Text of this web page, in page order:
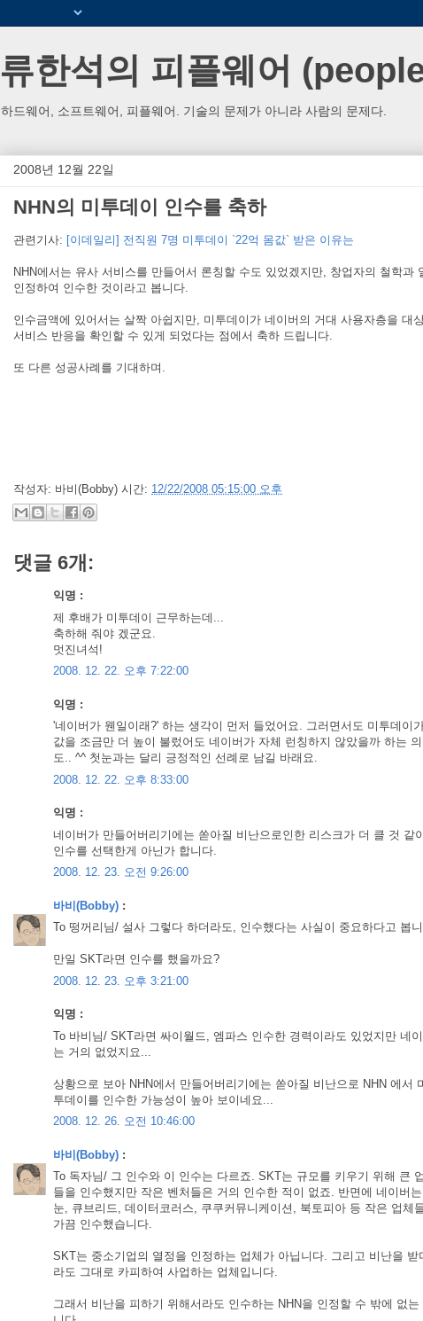
류한석의 피플웨어
하드웨어, 소프트웨어, 피플웨어. 기술의 문제가 아니라 사람의 문제다.
2008년 12월 22일
NHN의 미투데이 인수를 축하
관련기사: [이데일리] 전직원 7명 미투데이 `22억 몸값` 받은 이유는
NHN에서는 유사 서비스를 만들어서 론칭할 수도 있었겠지만, 창업자의 철학과
인정하여 인수한 것이라고 봅니다.
인수금액에 있어서는 살짝 아쉽지만, 미투데이가 네이버의 거대 사용자층을 대
서비스 반응을 확인할 수 있게 되었다는 점에서 축하 드립니다.
또 다른 성공사례를 기대하며.
작성자: 바비(Bobby) 시간: 12/22/2008 05:15:00 오후
댓글 6개:
익명 :
제 후배가 미투데이 근무하는데...
축하해 줘야 겠군요.
멋진녀석!
2008. 12. 22. 오후 7:22:00
익명 :
'네이버가 웬일이래?' 하는 생각이 먼저 들었어요. 그러면서도 미투데이
값을 조금만 더 높이 불렀어도 네이버가 자체 런칭하지 않았을까 하는 의
도.. ^^ 첫눈과는 달리 긍정적인 선례로 남길 바래요.
2008. 12. 22. 오후 8:33:00
익명 :
네이버가 만들어버리기에는 쏟아질 비난으로인한 리스크가 더 클 것 같
인수를 선택한게 아닌가 합니다.
2008. 12. 23. 오전 9:26:00
바비(Bobby) :
To 떵꺼리님/ 설사 그렇다 하더라도, 인수했다는 사실이 중요하다고 봅
만일 SKT라면 인수를 했을까요?
2008. 12. 23. 오후 3:21:00
익명 :
To 바비님/ SKT라면 싸이월드, 엠파스 인수한 경력이라도 있었지만 네
는 거의 없었지요...
상황으로 보아 NHN에서 만들어버리기에는 쏟아질 비난으로 NHN 에서
투데이를 인수한 가능성이 높아 보이네요...
2008. 12. 26. 오전 10:46:00
바비(Bobby) :
To 독자님/ 그 인수와 이 인수는 다르죠. SKT는 규모를 키우기 위해 큰
들을 인수했지만 작은 벤처들은 거의 인수한 적이 없죠. 반면에 네이버는
눈, 큐브리드, 데이터코러스, 쿠쿠커뮤니케이션, 북토피아 등 작은 업체
가끔 인수했습니다.
SKT는 중소기업의 열정을 인정하는 업체가 아닙니다. 그리고 비난을 받
라도 그대로 카피하여 사업하는 업체입니다.
그래서 비난을 피하기 위해서라도 인수하는 NHN을 인정할 수 밖에 없는